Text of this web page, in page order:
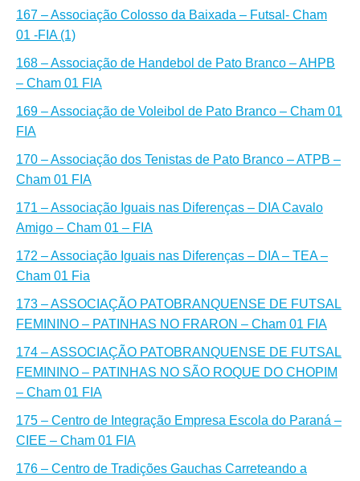
167 – Associação Colosso da Baixada – Futsal- Cham
01 -FIA (1)
168 – Associação de Handebol de Pato Branco – AHPB
– Cham 01 FIA
169 – Associação de Voleibol de Pato Branco – Cham 01
FIA
170 – Associação dos Tenistas de Pato Branco – ATPB –
Cham 01 FIA
171 – Associação Iguais nas Diferenças – DIA Cavalo
Amigo – Cham 01 – FIA
172 – Associação Iguais nas Diferenças – DIA – TEA –
Cham 01 Fia
173 – ASSOCIAÇÃO PATOBRANQUENSE DE FUTSAL
FEMININO – PATINHAS NO FRARON – Cham 01 FIA
174 – ASSOCIAÇÃO PATOBRANQUENSE DE FUTSAL
FEMININO – PATINHAS NO SÃO ROQUE DO CHOPIM
– Cham 01 FIA
175 – Centro de Integração Empresa Escola do Paraná –
CIEE – Cham 01 FIA
176 – Centro de Tradições Gauchas Carreteando a